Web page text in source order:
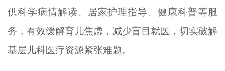
供科学病情解读、居家护理指导、健康科普等服
务，有效缓解育儿焦虑，减少盲目就医，切实破解
基层儿科医疗资源紧张难题。